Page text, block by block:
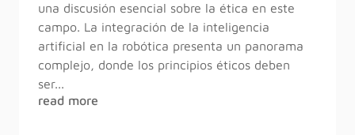
una discusión esencial sobre la ética en este
campo. La integración de la inteligencia
artificial en la robótica presenta un panorama
complejo, donde los principios éticos deben
ser...
read more